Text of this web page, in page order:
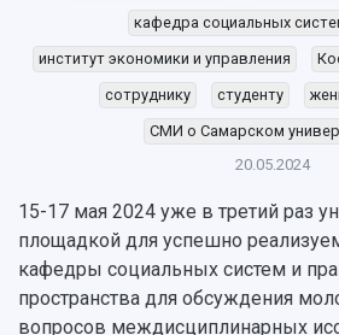
Рейтинги
Руководство
Наблюдательный совет
Попечительский совет
Объявления
События
СМИ об университете
Бакалавриат и специалитет
Магистратура
Аспирантура
Формы обучения
Учебные планы
Диссертационные советы
Подготовка научных кадров
Конкурс на замещение
работников
Научно-технический совет
кафедра социальных
институт экономики и управления
сотруднику
студенту
СМИ о Самарском
20.05.2024
15-17 мая 2024 уже в третий раз
площадкой для успешно
кафедры социальных систем и
пространства для обсуждения
вопросов междисциплинарных